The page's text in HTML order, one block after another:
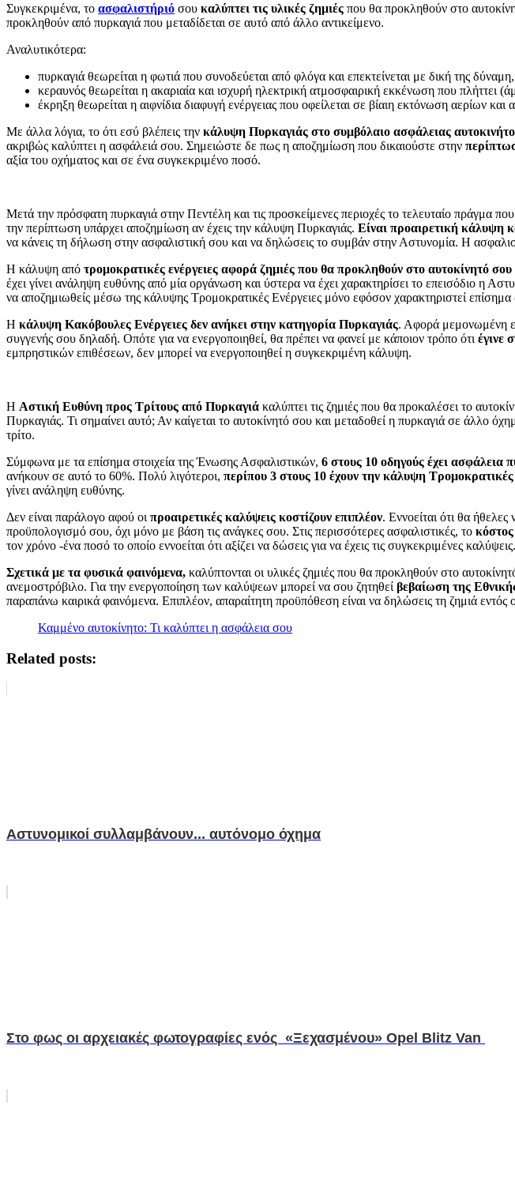
Συγκεκριμένα, το ασφαλιστήριό σου καλύπτει τις υλικές ζημιές που θα προκληθούν στο
προκληθούν από πυρκαγιά που μεταδίδεται σε αυτό από άλλο αντικείμενο.
Αναλυτικότερα:
πυρκαγιά θεωρείται η φωτιά που συνοδεύεται από φλόγα και επεκτείνεται με δική της δύναμη,
κεραυνός θεωρείται η ακαριαία και ισχυρή ηλεκτρική ατμοσφαιρική εκκένωση που πλήττει
έκρηξη θεωρείται η αιφνίδια διαφυγή ενέργειας που οφείλεται σε βίαιη εκτόνωση αερίων και
Με άλλα λόγια, το ότι εσύ βλέπεις την κάλυψη Πυρκαγιάς στο συμβόλαιο ασφάλειας
ακριβώς καλύπτει η ασφάλειά σου. Σημειώστε δε πως η αποζημίωση που δικαιούστε στην
αξία του οχήματος και σε ένα συγκεκριμένο ποσό.
Μετά την πρόσφατη πυρκαγιά στην Πεντέλη και τις προσκείμενες περιοχές το τελευταίο πράγμα
την περίπτωση υπάρχει αποζημίωση αν έχεις την κάλυψη Πυρκαγιάς. Είναι προαιρετική κάλυψη
να κάνεις τη δήλωση στην ασφαλιστική σου και να δηλώσεις το συμβάν στην Αστυνομία. Η
Η κάλυψη από τρομοκρατικές ενέργειες αφορά ζημιές που θα προκληθούν στο αυτοκίνητό σου
έχει γίνει ανάληψη ευθύνης από μία οργάνωση και ύστερα να έχει χαρακτηρίσει το επεισόδιο η
να αποζημιωθείς μέσω της κάλυψης Τρομοκρατικές Ενέργειες μόνο εφόσον χαρακτηριστεί
Η κάλυψη Κακόβουλες Ενέργειες δεν ανήκει στην κατηγορία Πυρκαγιάς. Αφορά μεμονωμένη
συγγενής σου δηλαδή. Οπότε για να ενεργοποιηθεί, θα πρέπει να φανεί με κάποιον τρόπο ότι έγινε
εμπρηστικών επιθέσεων, δεν μπορεί να ενεργοποιηθεί η συγκεκριμένη κάλυψη.
Η Αστική Ευθύνη προς Τρίτους από Πυρκαγιά καλύπτει τις ζημιές που θα προκαλέσει το
Πυρκαγιάς. Τι σημαίνει αυτό; Αν καίγεται το αυτοκίνητό σου και μεταδοθεί η πυρκαγιά σε άλλο
τρίτο.
Σύμφωνα με τα επίσημα στοιχεία της Ένωσης Ασφαλιστικών, 6 στους 10 οδηγούς έχει ασφάλεια
ανήκουν σε αυτό το 60%. Πολύ λιγότεροι, περίπου 3 στους 10 έχουν την κάλυψη Τρομοκρατικές
γίνει ανάληψη ευθύνης.
Δεν είναι παράλογο αφού οι προαιρετικές καλύψεις κοστίζουν επιπλέον. Εννοείται ότι θα
προϋπολογισμό σου, όχι μόνο με βάση τις ανάγκες σου. Στις περισσότερες ασφαλιστικές, το
τον χρόνο -ένα ποσό το οποίο εννοείται ότι αξίζει να δώσεις για να έχεις τις συγκεκριμένες καλύψεις.
Σχετικά με τα φυσικά φαινόμενα, καλύπτονται οι υλικές ζημιές που θα προκληθούν στο
ανεμοστρόβιλο. Για την ενεργοποίηση των καλύψεων μπορεί να σου ζητηθεί βεβαίωση της
παραπάνω καιρικά φαινόμενα. Επιπλέον, απαραίτητη προϋπόθεση είναι να δηλώσεις τη ζημιά
Καμμένο αυτοκίνητο: Τι καλύπτει η ασφάλεια σου
Related posts:
Αστυνομικοί συλλαμβάνουν... αυτόνομο όχημα
Στο φως οι αρχειακές φωτογραφίες ενός «Ξεχασμένου» Opel Blitz Van